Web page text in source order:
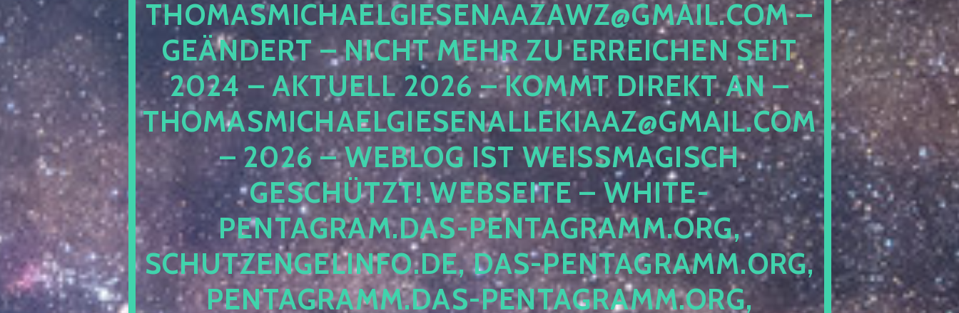
THOMASMICHAELGIESENAAZAWZ@GMAIL.COM –
GEÄNDERT – NICHT MEHR ZU ERREICHEN SEIT
2024 – AKTUELL 2026 – KOMMT DIREKT AN –
THOMASMICHAELGIESENALLEKIAAZ@GMAIL.COM
– 2026 – WEBLOG IST WEISSMAGISCH G
ESCHÜTZT! WEBSEITE – WHITE-P
ENTAGRAM.DAS-PENTAGRAMM.ORG, S
CHUTZENGELINFO.DE, DAS-PENTAGRAMM.ORG, P
ENTAGRAMM.DAS-PENTAGRAMM.ORG, L